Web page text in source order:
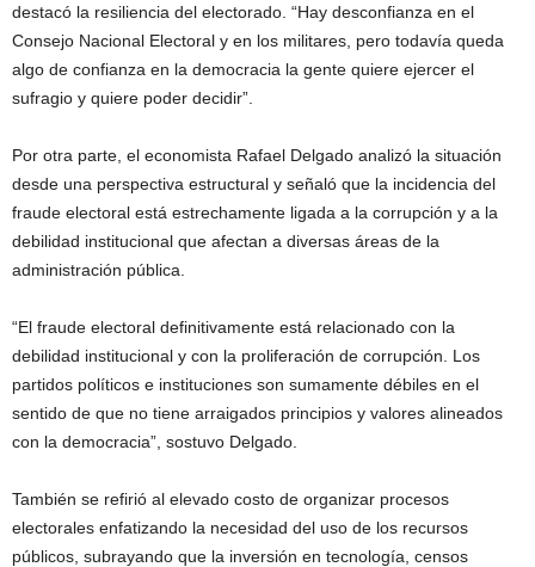
destacó la resiliencia del electorado. “Hay desconfianza en el
Consejo Nacional Electoral y en los militares, pero todavía queda
algo de confianza en la democracia la gente quiere ejercer el
sufragio y quiere poder decidir”.
Por otra parte, el economista Rafael Delgado analizó la situación
desde una perspectiva estructural y señaló que la incidencia del
fraude electoral está estrechamente ligada a la corrupción y a la
debilidad institucional que afectan a diversas áreas de la
administración pública.
“El fraude electoral definitivamente está relacionado con la
debilidad institucional y con la proliferación de corrupción. Los
partidos políticos e instituciones son sumamente débiles en el
sentido de que no tiene arraigados principios y valores alineados
con la democracia”, sostuvo Delgado.
También se refirió al elevado costo de organizar procesos
electorales enfatizando la necesidad del uso de los recursos
públicos, subrayando que la inversión en tecnología, censos